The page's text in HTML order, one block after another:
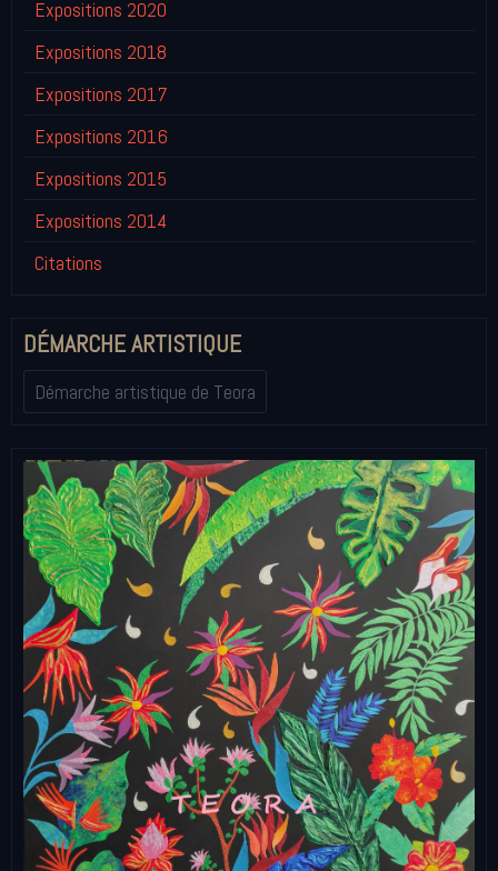
Expositions 2020
Expositions 2018
Expositions 2017
Expositions 2016
Expositions 2015
Expositions 2014
Citations
DÉMARCHE ARTISTIQUE
Démarche artistique de Teora